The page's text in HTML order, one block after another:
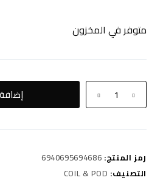
متوفر في المخزون
كمية
SMOK
MESH
.0.9
رمز المنتج: 6940695694686
التصنيف: COIL & POD